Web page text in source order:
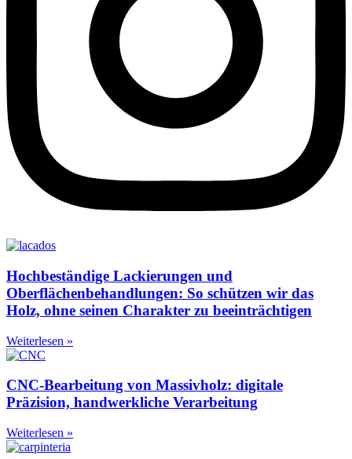
Hochbeständige Lackierungen und
Oberflächenbehandlungen: So schützen wir das
Holz, ohne seinen Charakter zu beeinträchtigen
Weiterlesen »
CNC-Bearbeitung von Massivholz: digitale
Präzision, handwerkliche Verarbeitung
Weiterlesen »